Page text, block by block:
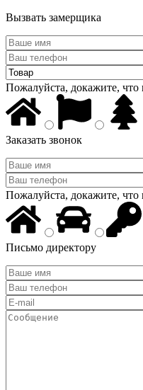
Вызвать замерщика
Пожалуйста, докажите, что
Заказать звонок
Пожалуйста, докажите, что
Письмо директору